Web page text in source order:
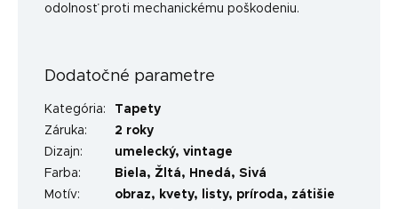
odolnosť proti mechanickému poškodeniu.
Dodatočné parametre
Kategória:
Tapety
Záruka:
2 roky
Dizajn: umelecký, vintage
Farba: Biela, Žltá, Hnedá, Sivá
Motív: obraz, kvety, listy, príroda, zátišie